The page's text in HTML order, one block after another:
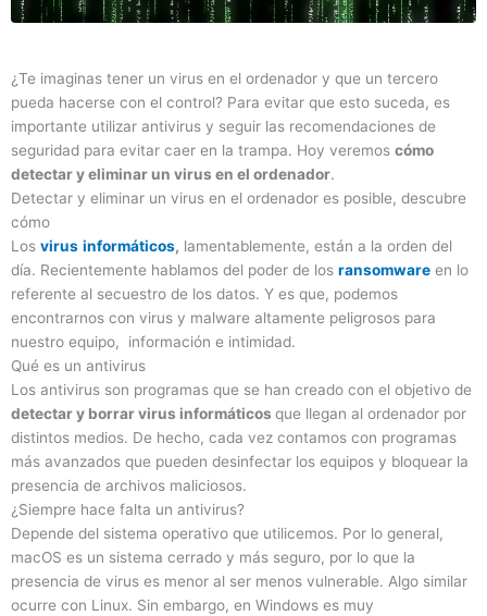
¿Te imaginas tener un virus en el ordenador y que un tercero
pueda hacerse con el control? Para evitar que esto suceda, es
importante utilizar antivirus y seguir las recomendaciones de
seguridad para evitar caer en la trampa. Hoy veremos cómo
detectar y eliminar un virus en el ordenador.
Detectar y eliminar un virus en el ordenador es posible, descubre
cómo
Los virus informáticos, lamentablemente, están a la orden del
día. Recientemente hablamos del poder de los ransomware en lo
referente al secuestro de los datos. Y es que, podemos
encontrarnos con virus y malware altamente peligrosos para
nuestro equipo, información e intimidad.
Qué es un antivirus
Los antivirus son programas que se han creado con el objetivo de
detectar y borrar virus informáticos que llegan al ordenador por
distintos medios. De hecho, cada vez contamos con programas
más avanzados que pueden desinfectar los equipos y bloquear la
presencia de archivos maliciosos.
¿Siempre hace falta un antivirus?
Depende del sistema operativo que utilicemos. Por lo general,
macOS es un sistema cerrado y más seguro, por lo que la
presencia de virus es menor al ser menos vulnerable. Algo similar
ocurre con Linux. Sin embargo, en Windows es muy